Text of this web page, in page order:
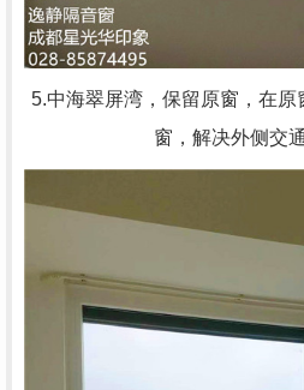
5.中海翠屏湾， 保留原窗，在原
窗，解决外侧交